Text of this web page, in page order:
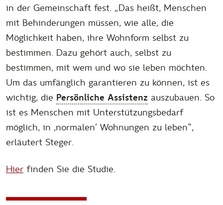
in der Gemeinschaft fest. „Das heißt, Menschen
mit Behinderungen müssen, wie alle, die
Möglichkeit haben, ihre Wohnform selbst zu
bestimmen. Dazu gehört auch, selbst zu
bestimmen, mit wem und wo sie leben möchten.
Um das umfänglich garantieren zu können, ist es
wichtig, die Persönliche Assistenz auszubauen. So
ist es Menschen mit Unterstützungsbedarf
möglich, in ,normalen‘ Wohnungen zu leben“,
erläutert Steger.
Hier finden Sie die Studie.